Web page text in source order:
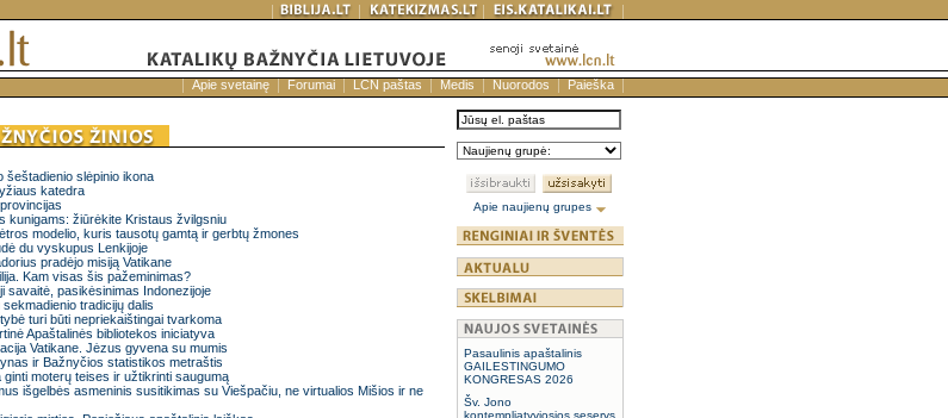
Apie svetainę Forumai LCN paštas Medis Nuorodos Paieška
šeštadienio slėpinio ikona
katedra
kunigams: žiūrėkite Kristaus žvilgsniu
modelio, kuris tausotų gamtą ir gerbtų žmones
du vyskupus Lenkijoje
pradėjo misiją Vatikane
Kam visas šis pažeminimas?
savaitė, pasikėsinimas Indonezijoje
tradicijų dalis
turi būti nepriekaištingai tvarkoma
Apaštalinės bibliotekos iniciatyva
Vatikane. Jėzus gyvena su mumis
ir Bažnyčios statistikos metraštis
moterų teises ir užtikrinti saugumą
išgelbės asmeninis susitikimas su Viešpačiu, ne virtualios Mišios ir ne
Apie naujienų grupes
Pasaulinis apaštalinis
GAILESTINGUMO
KONGRESAS 2026
Šv. Jono
kontempliatyviosios seserys